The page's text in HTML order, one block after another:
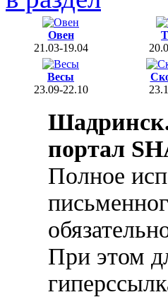
Овен
21.03-19.04
Весы
23.09-22.10
портал
Полное
При этом